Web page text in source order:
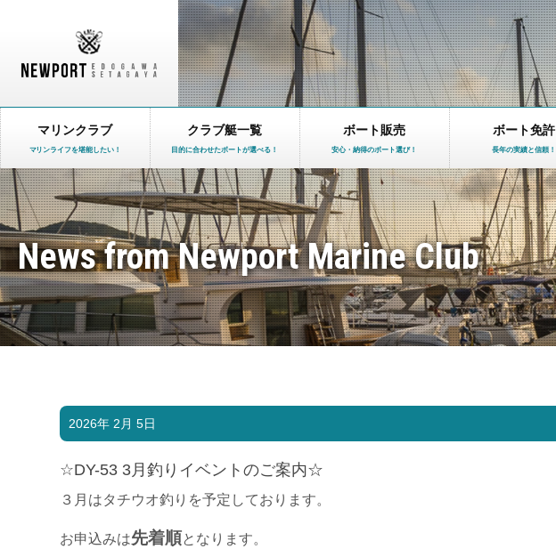
マリンクラブ
マリンライフを堪能したい！
クラブ艇一覧
目的に合わせたボートが選べる！
ボート販売
安心・納得のボート選び！
ボート免許
長年の実績と信頼！
News from Newport Marine Club
2026年 2月 5日
☆DY-53 3月釣りイベントのご案内☆
３月はタチウオ釣りを予定しております。
お申込みは先着順となります。